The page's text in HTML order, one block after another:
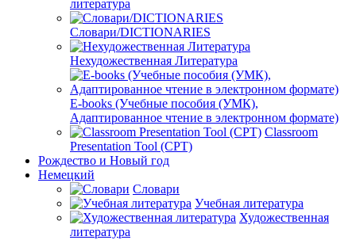
литература
Словари/DICTIONARIES
Нехудожественная Литература
E-books (Учебные пособия (УМК),
Адаптированное чтение в электронном формате)
Classroom
Presentation Tool (CPT)
Рождество и Новый год
Немецкий
Словари
Учебная литература
Художественная
литература